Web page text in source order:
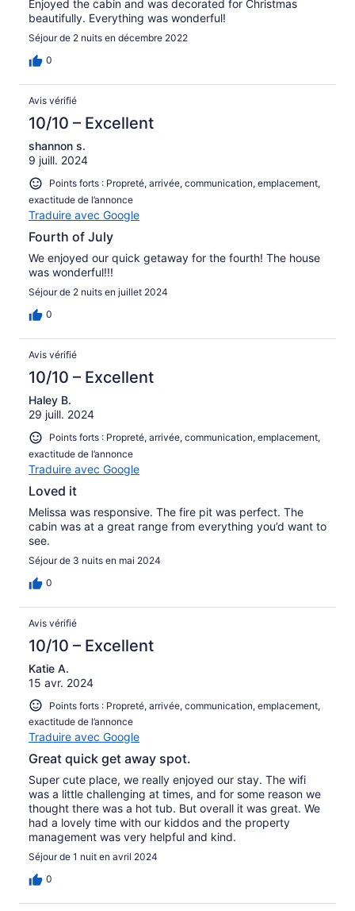
Enjoyed the cabin and was decorated for Christmas
beautifully. Everything was wonderful!
Séjour de 2 nuits en décembre 2022
0
Avis vérifié
10/10 – Excellent
shannon s.
9 juill. 2024
Points forts : Propreté, arrivée, communication, emplacement,
exactitude de l’annonce
Traduire avec Google
Fourth of July
We enjoyed our quick getaway for the fourth! The house
was wonderful!!!
Séjour de 2 nuits en juillet 2024
0
Avis vérifié
10/10 – Excellent
Haley B.
29 juill. 2024
Points forts : Propreté, arrivée, communication, emplacement,
exactitude de l’annonce
Traduire avec Google
Loved it
Melissa was responsive. The fire pit was perfect. The
cabin was at a great range from everything you’d want to
see.
Séjour de 3 nuits en mai 2024
0
Avis vérifié
10/10 – Excellent
Katie A.
15 avr. 2024
Points forts : Propreté, arrivée, communication, emplacement,
exactitude de l’annonce
Traduire avec Google
Great quick get away spot.
Super cute place, we really enjoyed our stay. The wifi
was a little challenging at times, and for some reason we
thought there was a hot tub. But overall it was great. We
had a lovely time with our kiddos and the property
management was very helpful and kind.
Séjour de 1 nuit en avril 2024
0